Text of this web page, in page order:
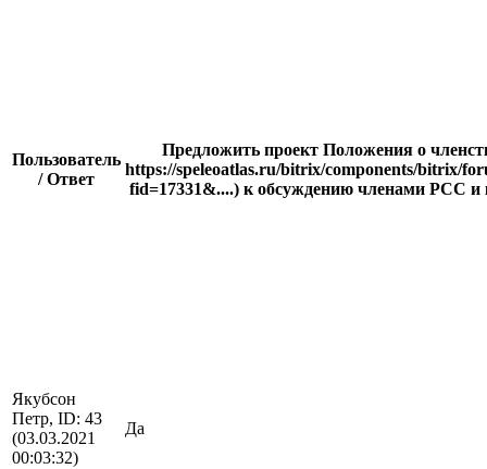
Пользователь
/ Ответ
Предложить проект Положения о
https://speleoatlas.ru/bitrix/components/bitrix/
fid=17331&....) к обсуждению членами РСС и
Якубсон
Петр, ID: 43
(03.03.2021
00:03:32)
Да